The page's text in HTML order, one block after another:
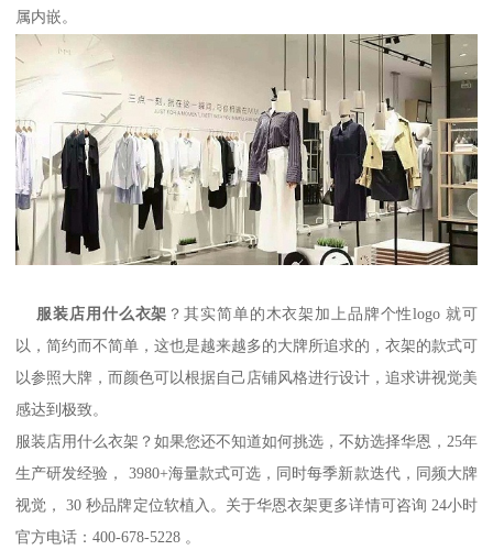
属内嵌。
服装店用什么衣架 ？其实简单的木衣架加上品牌个性logo 就可
以，简约而不简单，这也是越来越多的大牌所追求的，衣架的款式可
以参照大牌，而颜色可以根据自己店铺风格进行设计，追求讲视觉美
感达到极致。
服装店用什么衣架？如果您还不知道如何挑选，不妨选择华恩， 25年
生产研发经验，
3980+海量款式可选，同时每季新款迭代，同频大牌
视觉，
30 秒品牌定位软植入。关于华恩衣架更多详情可咨询 24小时
官方电话： 400-678-5228 。